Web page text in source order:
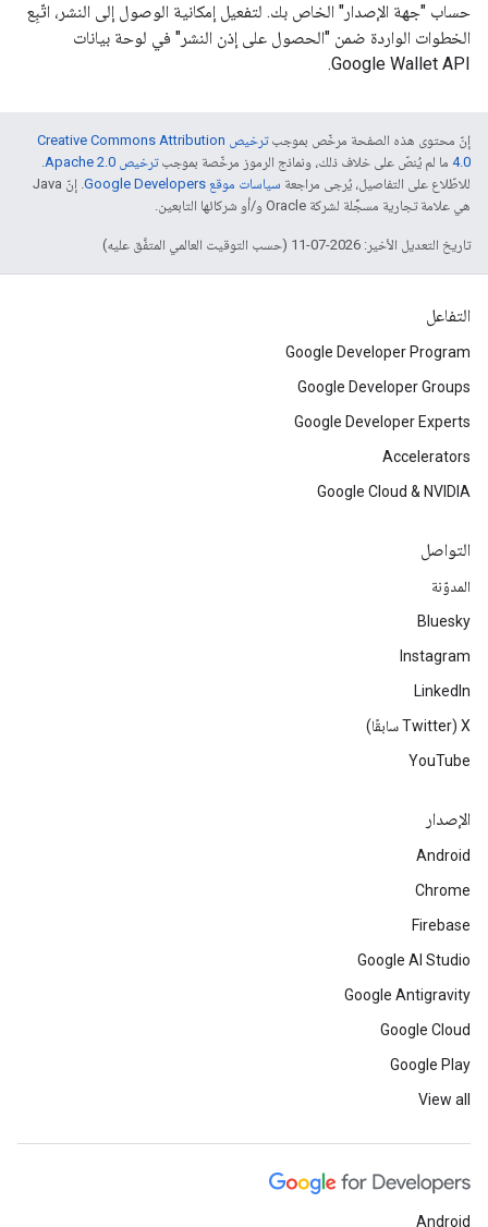
حساب "جهة الإصدار" الخاص بك. لتفعيل إمكانية الوصول إلى النشر، اتّبِع
الخطوات الواردة ضمن "الحصول على إذن النشر" في لوحة بيانات
Google Wallet API.
إنّ محتوى هذه الصفحة مرخّص بموجب
ترخيص Creative Commons Attribution
4.0‏ ما لم يُنصّ على خلاف ذلك، ونماذج الرموز مرخّصة بموجبترخيص Apache 2.0‏
.
للاطّلاع على التفاصيل، يُرجى مراجعة سياسات موقع Google Developers‏
. إنّ Java
هي علامة تجارية مسجَّلة لشركة Oracle و/أو شركائها التابعين.
تاريخ التعديل الأخير: 2026-07-11 (حسب التوقيت العالمي المتفَّق عليه)
التفاعل
Google Developer Program
Google Developer Groups
Google Developer Experts
Accelerators
Google Cloud & NVIDIA
التواصل
المدوّنة
Bluesky
Instagram
LinkedIn
‫X ‏(Twitter سابقًا)
YouTube
الإصدار
Android
Chrome
Firebase
Google AI Studio
Google Antigravity
Google Cloud
Google Play
View all
Android